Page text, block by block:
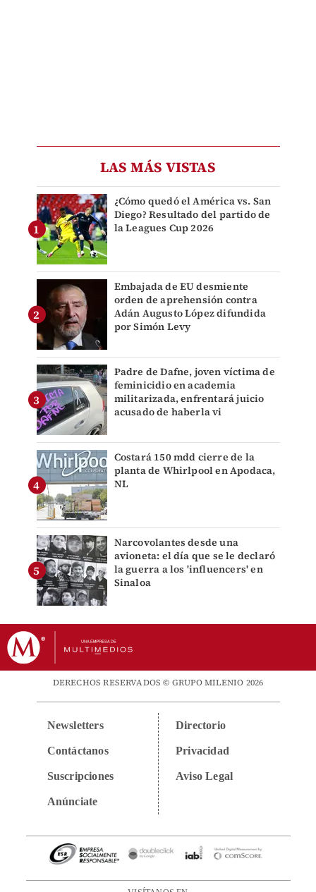
LAS MÁS VISTAS
¿Cómo quedó el América vs. San
Diego? Resultado del partido de
la Leagues Cup 2026
Embajada de EU desmiente
orden de aprehensión contra
Adán Augusto López difundida
por Simón Levy
Padre de Dafne, joven víctima de
feminicidio en academia
militarizada, enfrentará juicio
acusado de haberla vi
Costará 150 mdd cierre de la
planta de Whirlpool en Apodaca,
NL
Narcovolantes desde una
avioneta: el día que se le declaró
la guerra a los 'influencers' en
Sinaloa
DERECHOS RESERVADOS © GRUPO MILENIO 2026
Newsletters
Contáctanos
Suscripciones
Anúnciate
Directorio
Privacidad
Aviso Legal